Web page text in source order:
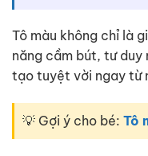
Tô màu không chỉ là
năng cầm bút, tư duy
tạo tuyệt vời ngay từ
💡 Gợi ý cho bé: Tô